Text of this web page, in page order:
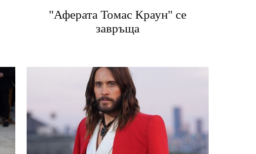
"Аферата Томас Краун" се
завръща